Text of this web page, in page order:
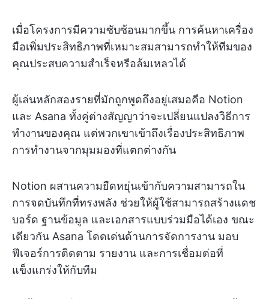
เมื่อโครงการมีความซับซ้อนมากขึ้น การค้นหาเครื่อง
มือเพิ่มประสิทธิภาพที่เหมาะสมสามารถทำให้ทีมของ
คุณประสบความสำเร็จหรือล้มเหลวได้
ผู้เล่นหลักสองรายที่มักถูกพูดถึงอยู่เสมอคือ Notion
และ Asana ทั้งคู่ต่างสัญญาว่าจะเปลี่ยนแปลงวิธีการ
ทำงานของคุณ แต่พวกเขาเข้าถึงเรื่องประสิทธิภาพ
การทำงานจากมุมมองที่แตกต่างกัน
Notion ผสานความยืดหยุ่นเข้ากับความสามารถใน
การจดบันทึกที่ทรงพลัง ช่วยให้ผู้ใช้สามารถสร้างแดช
บอร์ด ฐานข้อมูล และเอกสารแบบร่วมมือได้เอง ขณะ
เดียวกัน Asana โดดเด่นด้านการจัดการงาน มอบ
ฟีเจอร์การติดตาม รายงาน และการเชื่อมต่อที่
แข็งแกร่งให้กับทีม